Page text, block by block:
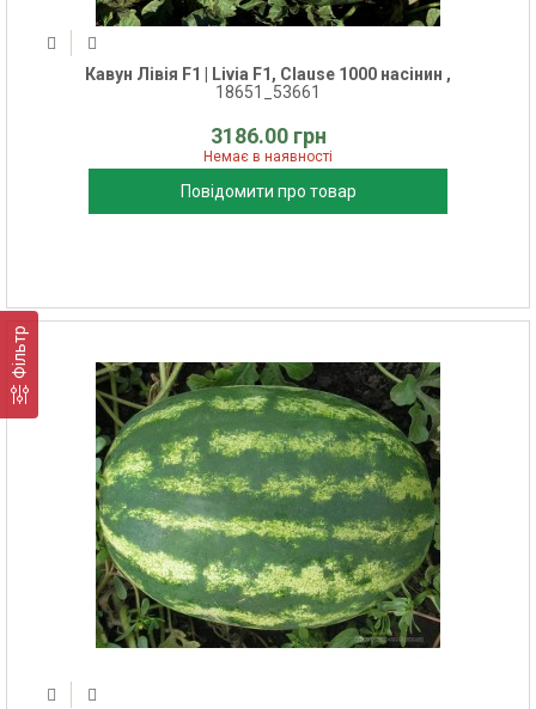
Фільтр
Кавун Лівія F1 | Livia F1, Clause 1000 насінин ,
18651_53661
3186.00 грн
Немає в наявності
Повідомити про товар